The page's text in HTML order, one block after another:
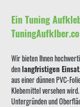
Ein Tuning
Wir bieten Ihnen
denlangfristigen
aus einer dünnen PVC-
Klebemittel versehen
Untergründen und